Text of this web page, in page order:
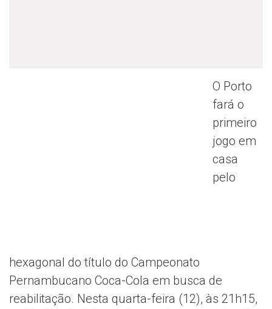
O Porto
fará o
primeiro
jogo em
casa
pelo
hexagonal do título do Campeonato
Pernambucano Coca-Cola em busca de
reabilitação. Nesta quarta-feira (12), às 21h15,